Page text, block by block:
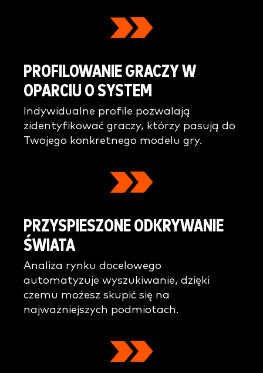
PROFILOWANIE GRACZY W
OPARCIU O SYSTEM
Indywidualne profile pozwalają
zidentyfikować graczy, którzy pasują do
Twojego konkretnego modelu gry.
PRZYSPIESZONE ODKRYWANIE
ŚWIATA
Analiza rynku docelowego
automatyzuje wyszukiwanie, dzięki
czemu możesz skupić się na
najważniejszych podmiotach.